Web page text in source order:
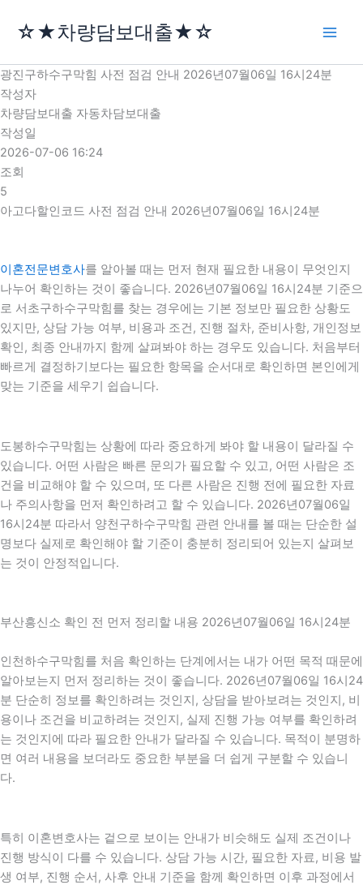
로
건
너
뛰
기
☆★차량담보대출★☆
광진구하수구막힘 사전 점검 안내 2026년07월06일 16시24분
작성자
차량담보대출 자동차담보대출
작성일
2026-07-06 16:24
조회
5
아고다할인코드 사전 점검 안내 2026년07월06일 16시24분
이혼전문변호사를 알아볼 때는 먼저 현재 필요한 내용이 무엇인지
나누어 확인하는 것이 좋습니다. 2026년07월06일 16시24분 기준으
로 서초구하수구막힘를 찾는 경우에는 기본 정보만 필요한 상황도
있지만, 상담 가능 여부, 비용과 조건, 진행 절차, 준비사항, 개인정보
확인, 최종 안내까지 함께 살펴봐야 하는 경우도 있습니다. 처음부터
빠르게 결정하기보다는 필요한 항목을 순서대로 확인하면 본인에게
맞는 기준을 세우기 쉽습니다.
도봉하수구막힘는 상황에 따라 중요하게 봐야 할 내용이 달라질 수
있습니다. 어떤 사람은 빠른 문의가 필요할 수 있고, 어떤 사람은 조
건을 비교해야 할 수 있으며, 또 다른 사람은 진행 전에 필요한 자료
나 주의사항을 먼저 확인하려고 할 수 있습니다. 2026년07월06일
16시24분 따라서 양천구하수구막힘 관련 안내를 볼 때는 단순한 설
명보다 실제로 확인해야 할 기준이 충분히 정리되어 있는지 살펴보
는 것이 안정적입니다.
부산흥신소 확인 전 먼저 정리할 내용 2026년07월06일 16시24분
인천하수구막힘를 처음 확인하는 단계에서는 내가 어떤 목적 때문에
알아보는지 먼저 정리하는 것이 좋습니다. 2026년07월06일 16시24
분 단순히 정보를 확인하려는 것인지, 상담을 받아보려는 것인지, 비
용이나 조건을 비교하려는 것인지, 실제 진행 가능 여부를 확인하려
는 것인지에 따라 필요한 안내가 달라질 수 있습니다. 목적이 분명하
면 여러 내용을 보더라도 중요한 부분을 더 쉽게 구분할 수 있습니
다.
특히 이혼변호사는 겉으로 보이는 안내가 비슷해도 실제 조건이나
진행 방식이 다를 수 있습니다. 상담 가능 시간, 필요한 자료, 비용 발
생 여부, 진행 순서, 사후 안내 기준을 함께 확인하면 이후 과정에서